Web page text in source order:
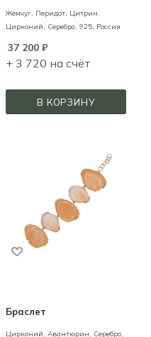
Жемчуг, Перидот, Цитрин,
Цирконий, Серебро, 925, Россия
37 200₽
+ 3 720 на счёт
В КОРЗИНУ
Браслет
Цирконий, Авантюрин,
Серебро,